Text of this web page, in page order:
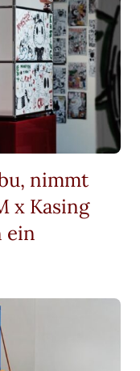
nimmt
x Kasing
ein